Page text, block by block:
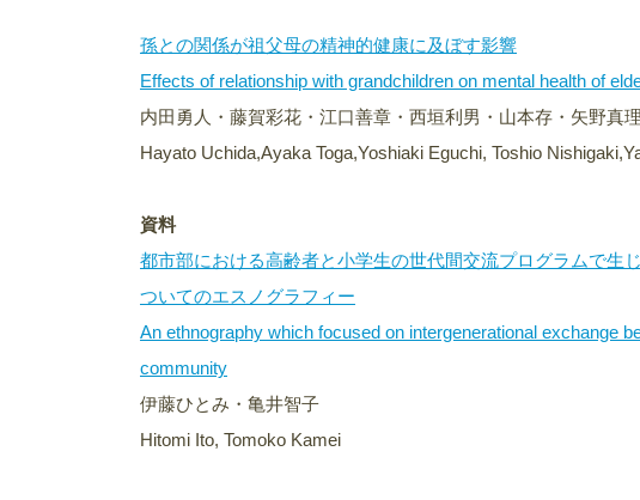
孫との関係が祖父母の精神的健康に及ぼす影響
Effects of relationship with grandchildren on mental health of
内田勇人・藤賀彩花・江口善章・西垣利男・山本存・矢野真理
Hayato Uchida,Ayaka Toga,Yoshiaki Eguchi, Toshio
資料
都市部における高齢者と小学生の世代間交流プログラムで生
ついてのエスノグラフィー
An ethnography which focused on intergenerational exchange
community
伊藤ひとみ・亀井智子
Hitomi Ito, Tomoko Kamei